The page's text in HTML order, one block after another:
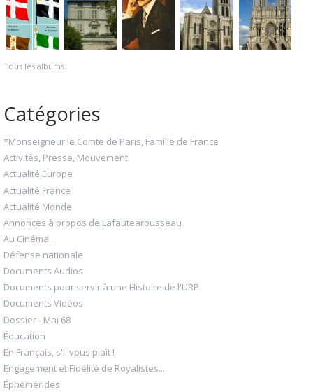
Tous les albums
Catégories
*Monseigneur le Comte de Paris, Famille de France
Activités, Presse, Mouvement
Actualité Europe
Actualité France
Actualité Monde
Annonces à propos de Lafautearousseau
Au Cinéma...
Défense nationale
Documents Audios
Documents pour servir à une Histoire de l'URP
Documents Vidéos
Dossier - Mai 68
Éducation
En Français, s'il vous plaît !
Engagement et Fidélité de Royalistes...
Éphémérides